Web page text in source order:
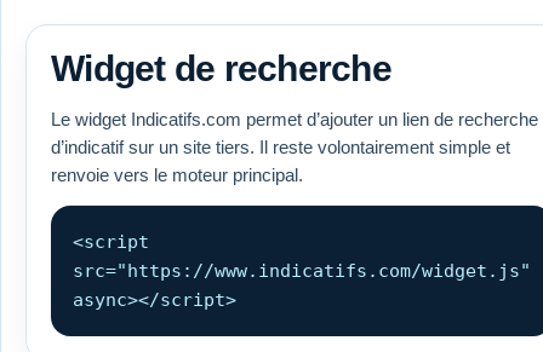
Widget de recherche
Le widget Indicatifs.com permet d’ajouter un lien de recherche
d’indicatif sur un site tiers. Il reste volontairement simple et
renvoie vers le moteur principal.
<script
src="https://www.indicatifs.com/widget.js"
async></script>